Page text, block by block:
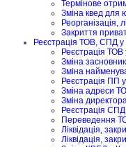
Термінове
Зміна квед для
Реорганізація,
Закриття
Реєстрація ТОВ, СПД у
Реєстрація ТОВ
Зміна
Зміна
Реєстрація ПП у
Зміна адреси
Зміна
Реєстрація СПД
Переведення
Ліквідація,
Ліквідація,